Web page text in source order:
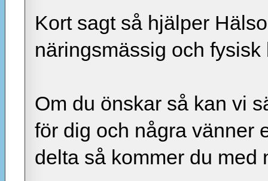
Kort sagt så hjälper
näringsmässig och
Om du önskar så kan vi
för dig och några vänner
delta så kommer du med